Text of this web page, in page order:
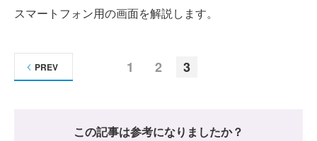
スマートフォン用の画面を解説します。
1 2 3
PREV
この記事は参考になりましたか？